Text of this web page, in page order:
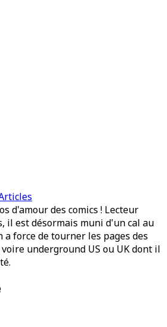
d'amour des comics ! Lecteur
il est désormais muni d'un cal au
a force de tourner les pages des
underground US ou UK dont il